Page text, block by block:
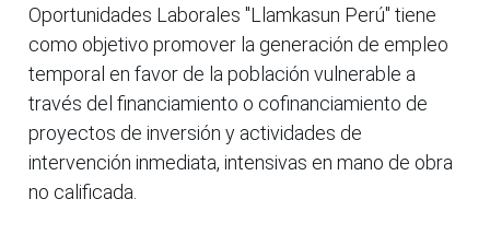
Oportunidades Laborales "Llamkasun Perú" tiene
como objetivo promover la generación de empleo
temporal en favor de la población vulnerable a
través del financiamiento o cofinanciamiento de
proyectos de inversión y actividades de
intervención inmediata, intensivas en mano de obra
no calificada.